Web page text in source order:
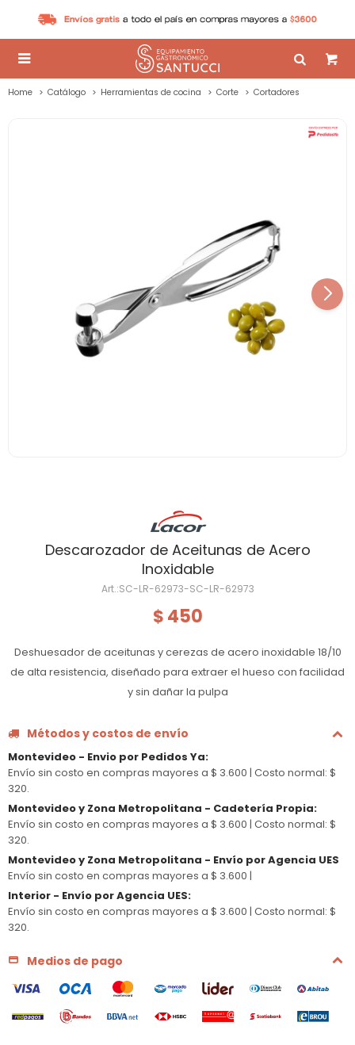

Home Catálogo Herramientas de cocina Corte Cortadores
Descarozador de Aceitunas de Acero
Inoxidable
SC-LR-62973-SC-LR-62973
$ 450
Deshuesador de aceitunas y cerezas de acero inoxidable 18/10
de alta resistencia, diseñado para extraer el hueso con facilidad
y sin dañar la pulpa
Métodos y costos de envío
Montevideo - Envio por Pedidos Ya:
Envío sin costo en compras mayores a $ 3.600 | Costo normal: $
320.
Montevideo y Zona Metropolitana - Cadetería Propia:
Envío sin costo en compras mayores a $ 3.600 | Costo normal: $
320.
Montevideo y Zona Metropolitana - Envío por Agencia UES
Envío sin costo en compras mayores a $ 3.600 |
Interior - Envío por Agencia UES:
Envío sin costo en compras mayores a $ 3.600 | Costo normal: $
320.
Medios de pago